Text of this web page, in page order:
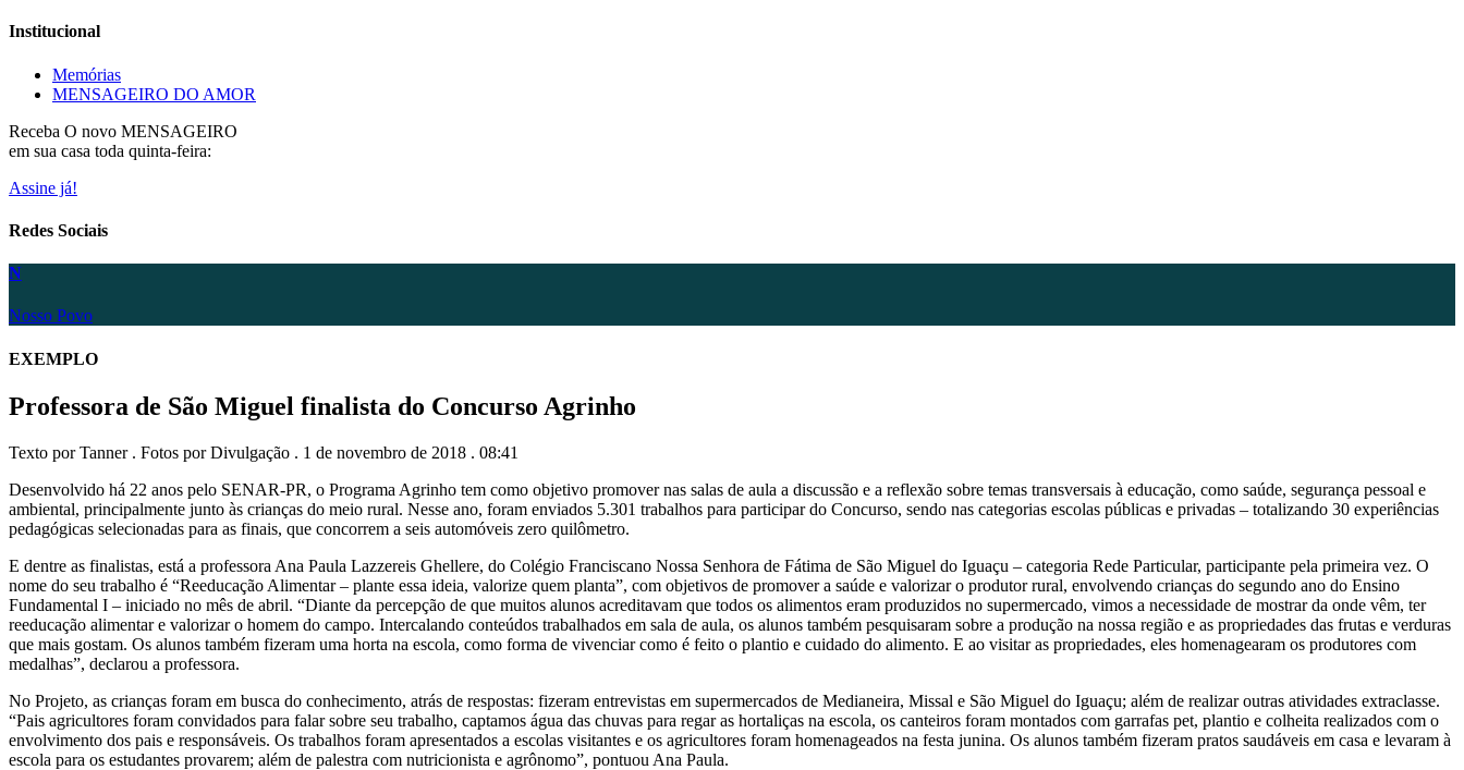
Institucional
Memórias
MENSAGEIRO DO AMOR
Receba O novo MENSAGEIRO
em sua casa toda quinta-feira:
Assine já!
Redes Sociais
N
Nosso Povo
EXEMPLO
Professora de São Miguel finalista do Concurso Agrinho
Texto por Tanner . Fotos por Divulgação . 1 de novembro de 2018 . 08:41
Desenvolvido há 22 anos pelo SENAR-PR, o Programa Agrinho tem como objetivo promover nas salas de aula a discussão e a reflexão sobre temas transversais à educação, como saúde, segurança pessoal e
ambiental, principalmente junto às crianças do meio rural. Nesse ano, foram enviados 5.301 trabalhos para participar do Concurso, sendo nas categorias escolas públicas e privadas – totalizando 30 experiências
pedagógicas selecionadas para as finais, que concorrem a seis automóveis zero quilômetro.
E dentre as finalistas, está a professora Ana Paula Lazzereis Ghellere, do Colégio Franciscano Nossa Senhora de Fátima de São Miguel do Iguaçu – categoria Rede Particular, participante pela primeira vez. O
nome do seu trabalho é “Reeducação Alimentar – plante essa ideia, valorize quem planta”, com objetivos de promover a saúde e valorizar o produtor rural, envolvendo crianças do segundo ano do Ensino
Fundamental I – iniciado no mês de abril. “Diante da percepção de que muitos alunos acreditavam que todos os alimentos eram produzidos no supermercado, vimos a necessidade de mostrar da onde vêm, ter
reeducação alimentar e valorizar o homem do campo. Intercalando conteúdos trabalhados em sala de aula, os alunos também pesquisaram sobre a produção na nossa região e as propriedades das frutas e verduras
que mais gostam. Os alunos também fizeram uma horta na escola, como forma de vivenciar como é feito o plantio e cuidado do alimento. E ao visitar as propriedades, eles homenagearam os produtores com
medalhas”, declarou a professora.
No Projeto, as crianças foram em busca do conhecimento, atrás de respostas: fizeram entrevistas em supermercados de Medianeira, Missal e São Miguel do Iguaçu; além de realizar outras atividades extraclasse.
“Pais agricultores foram convidados para falar sobre seu trabalho, captamos água das chuvas para regar as hortaliças na escola, os canteiros foram montados com garrafas pet, plantio e colheita realizados com o
envolvimento dos pais e responsáveis. Os trabalhos foram apresentados a escolas visitantes e os agricultores foram homenageados na festa junina. Os alunos também fizeram pratos saudáveis em casa e levaram à
escola para os estudantes provarem; além de palestra com nutricionista e agrônomo”, pontuou Ana Paula.